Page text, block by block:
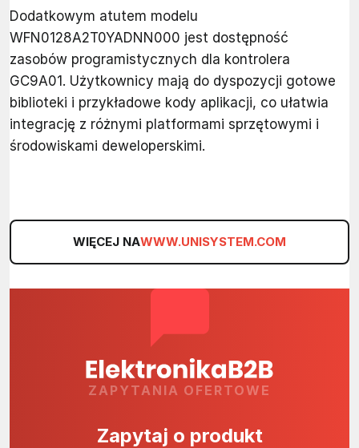
Dodatkowym atutem modelu
WFN0128A2T0YADNN000 jest dostępność
zasobów programistycznych dla kontrolera
GC9A01. Użytkownicy mają do dyspozycji gotowe
biblioteki i przykładowe kody aplikacji, co ułatwia
integrację z różnymi platformami sprzętowymi i
środowiskami deweloperskimi.
WIĘCEJ NAWWW.UNISYSTEM.COM
ZAPYTANIA OFERTOWE
Zapytaj o produkt